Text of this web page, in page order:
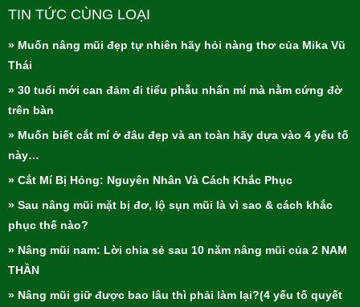
TIN TỨC CÙNG LOẠI
» Muốn nâng mũi đẹp tự nhiên hãy hỏi nàng thơ của Mika Vũ
Thái
» 30 tuổi mới can đảm đi tiểu phẫu nhấn mí mà nằm cứng đờ
trên bàn
» Muốn biết cắt mí ở đâu đẹp và an toàn hãy dựa vào 4 yếu tố
này…
» Cắt Mí Bị Hỏng: Nguyên Nhân Và Cách Khắc Phục
» Sau nâng mũi mặt bị đơ, lộ sụn mũi là vì sao & cách khắc
phục thế nào?
» Nâng mũi nam: Lời chia sẻ sau 10 năm nâng mũi của 2 NAM
THẦN
» Nâng mũi giữ được bao lâu thì phải làm lại?(4 yếu tố quyết